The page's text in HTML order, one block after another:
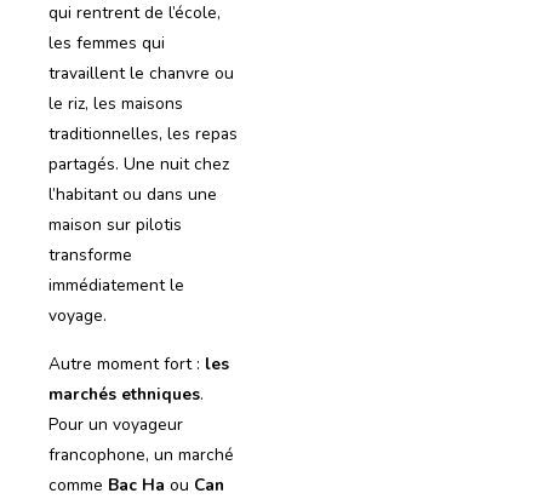
qui rentrent de l’école,
les femmes qui
travaillent le chanvre ou
le riz, les maisons
traditionnelles, les repas
partagés. Une nuit chez
l’habitant ou dans une
maison sur pilotis
transforme
immédiatement le
voyage.
Autre moment fort : les
marchés ethniques.
Pour un voyageur
francophone, un marché
comme Bac Ha ou Can